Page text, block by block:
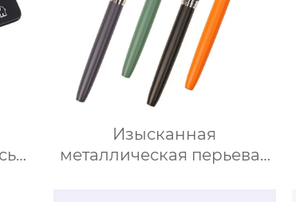
Изысканная
металлическая перьевая